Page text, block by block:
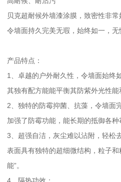
贝克超耐候外墙漆涂膜，致密性非
令墙面持久完美无瑕，始终如一，无
产品特点：
1、卓越的户外耐久性，令墙面始终
其独有配方能能平衡其防紫外光性能
2、独特的防霉抑菌、抗藻，令墙面
加强了防霉功能，能长期的抵御各
3、超强自洁，灰尘难以沾附，轻松
表面具有独特的超细微结构，粒子
能”。